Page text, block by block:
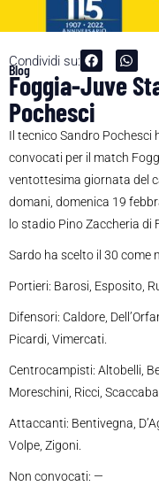
Condividi su:
Blog
Foggia-Juve
Pochesci
Il tecnico Sandro Pochesci
convocati per il match
ventottesima giornata del
domani, domenica 19
lo stadio Pino Zaccheria di
Sardo ha scelto il 30 come
Portieri: Barosi, Esposito,
Difensori: Caldore,
Picardi, Vimercati.
Centrocampisti: Altobelli,
Moreschini, Ricci,
Attaccanti: Bentivegna,
Volpe, Zigoni.
Non convocati: —